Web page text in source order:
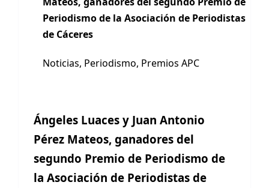
Periodismo de la Asociación de Periodistas
de Cáceres
Noticias, Periodismo, Premios APC
Ángeles Luaces y Juan Antonio
Pérez Mateos, ganadores del
segundo Premio de Periodismo de
la Asociación de Periodistas de